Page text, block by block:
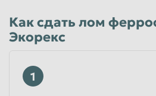
Физические лица
до 40 руб/кг
Юридические лица
Как сдать лом
Экорекс
1